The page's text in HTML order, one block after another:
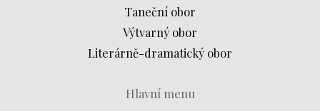
Taneční obor
Výtvarný obor
Literárně-dramatický obor
Hlavní menu